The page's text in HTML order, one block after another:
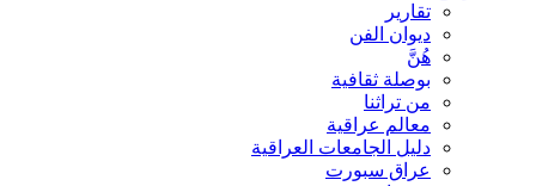
تقارير
ديوان الفن
هُنَّ
بوصلة ثقافية
من تراثنا
معالم عراقية
دليل الجامعات العراقية
عراق سبورت